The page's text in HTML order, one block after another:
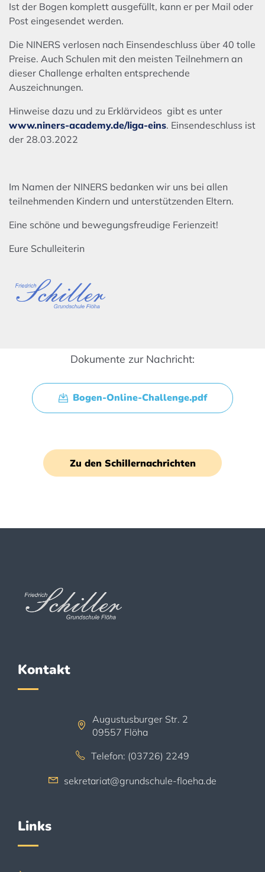
Ist der Bogen komplett ausgefüllt, kann er per Mail oder
Post eingesendet werden.
Die NINERS verlosen nach Einsendeschluss über 40 tolle
Preise. Auch Schulen mit den meisten Teilnehmern an
dieser Challenge erhalten entsprechende
Auszeichnungen.
Hinweise dazu und zu Erklärvideos gibt es unter
www.niners-academy.de/liga-eins. Einsendeschluss ist
der 28.03.2022
Im Namen der NINERS bedanken wir uns bei allen
teilnehmenden Kindern und unterstützenden Eltern.
Eine schöne und bewegungsfreudige Ferienzeit!
Eure Schulleiterin
Dokumente zur Nachricht:
Bogen-Online-Challenge.pdf
Zu den Schillernachrichten
Kontakt
Augustusburger Str. 2
09557 Flöha
Telefon: (03726) 2249
sekretariat@grundschule-floeha.de
Links